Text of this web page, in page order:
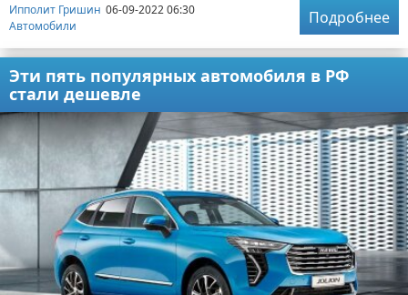
Ипполит Гришин 06-09-2022 06:30
Автомобили
Подробнее
Эти пять популярных автомобиля в РФ
стали дешевле